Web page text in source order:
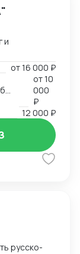
и
от16 000 ₽
Международные грузоперевозки по любым маршрутам и любыми видами транспорта
от10
000
₽
12 000 ₽
русско-